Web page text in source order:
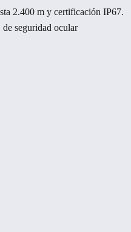
2.400 m y certificación IP67.
de seguridad ocular